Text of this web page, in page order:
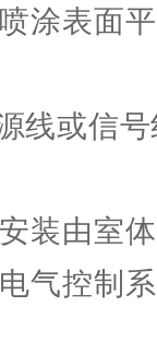
涂表面
线或信
装由室
气控制